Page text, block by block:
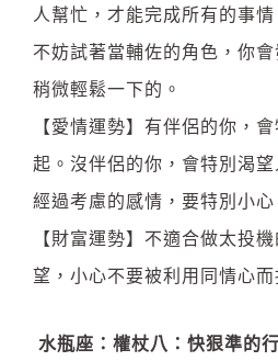
人幫忙，才能完成所有的事
不妨試著當輔佐的角色，你
稍微輕鬆一下的。
【愛情運勢】有伴侶的你，
起。沒伴侶的你，會特別渴
經過考慮的感情，要特別小心
【財富運勢】不適合做太投
望，小心不要被利用同情心而
水瓶座：權杖八：快狠準的